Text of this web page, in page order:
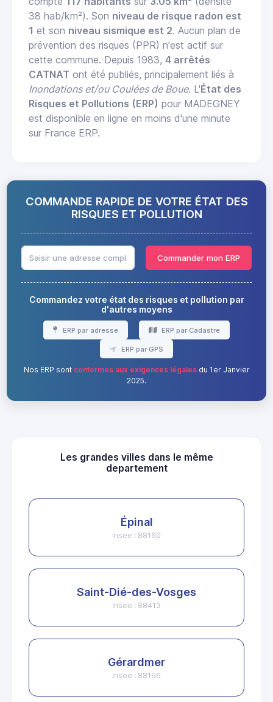
38 hab/km²). Son niveau de risque radon est
1 et son niveau sismique est 2. Aucun plan de
prévention des risques (PPR) n'est actif sur
cette commune. Depuis 1983, 4 arrêtés
CATNAT ont été publiés, principalement liés à
Inondations et/ou Coulées de Boue. L'État des
Risques et Pollutions (ERP) pour MADEGNEY
est disponible en ligne en moins d'une minute
sur France ERP.
COMMANDE RAPIDE DE VOTRE ÉTAT DES
RISQUES ET POLLUTION
Commander mon ERP
Commandez votre état des risques et pollution par
d'autres moyens
ERP par adresse ERP par Cadastre
ERP par GPS
Nos ERP sont conformes aux exigences légalesdu 1er Janvier
2025.
Les grandes villes dans le même
departement
Épinal
Insee : 88160
Saint-Dié-des-Vosges
Insee : 88413
Gérardmer
Insee : 88196